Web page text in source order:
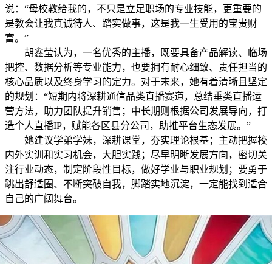
说：“母校教给我的，不只是立足职场的专业技能，更重要的
是教会让我真诚待人、踏实做事，这是我一生受用的宝贵财
富。”
胡鑫莹认为，一名优秀的主播，既要具备产品解读、临场
把控、数据分析等专业能力，也要拥有耐心细致、责任担当的
核心品质以及终身学习的定力。对于未来，她有着清晰且坚定
的规划：“短期内将深耕通信品类直播赛道，总结垂类直播运
营方法，助力团队提升销售；中长期则根据公司发展导向，打
造个人直播IP，赋能各区县分公司，助推平台生态发展。”
她建议学弟学妹，深耕课堂，夯实理论根基；主动把握校
内外实训和实习机会，大胆实践；尽早明晰发展方向，密切关
注行业动态，制定阶段性目标，做好学业与职业规划；要勇于
跳出舒适圈、不断突破自我，脚踏实地沉淀，一定能找到适合
自己的广阔舞台。